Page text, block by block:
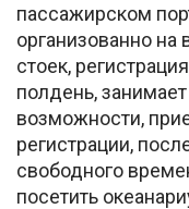
пассажирском
организованно
стоек,
полдень,
возможности,
регистрации,
свободного
посетить